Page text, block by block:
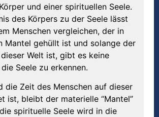
und einer spirituellen Seele.
des Körpers zu der Seele lässt
Menschen vergleichen, der in
Mantel gehüllt ist und solange der
Welt ist, gibt es keine
Seele zu erkennen.
die Zeit des Menschen auf dieser
ist, bleibt der materielle “Mantel”
spirituelle Seele wird in die